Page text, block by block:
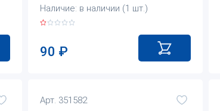
Наличие: в наличии (1 шт.)
90 ₽
Арт. 351582